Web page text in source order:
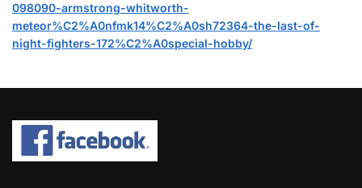
098090-armstrong-whitworth-
meteor%C2%A0nfmk14%C2%A0sh72364-the-last-of-
night-fighters-172%C2%A0special-hobby/